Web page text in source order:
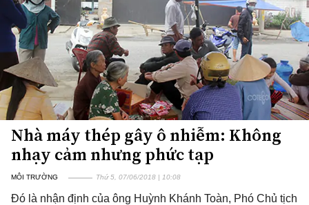
Nhà máy thép gây ô nhiễm: Không
nhạy cảm nhưng phức tạp
MÔI TRƯỜNG Thứ 5, 07/06/2018 | 10:08
Đó là nhận định của ông Huỳnh Khánh Toàn, Phó Chủ tịch